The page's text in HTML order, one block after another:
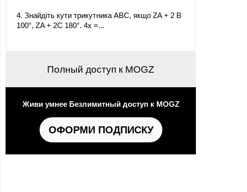
4. Знайдіть кути трикутника АВС, якщо ZA + 2 В
100°, ZA + 2C 180°. 4х =...
Полный доступ к MOGZ
Живи умнее Безлимитный доступ к MOGZ
ОФОРМИ ПОДПИСКУ